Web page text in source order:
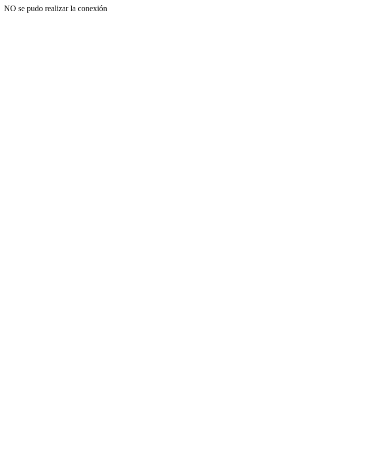
NO se pudo realizar la conexión